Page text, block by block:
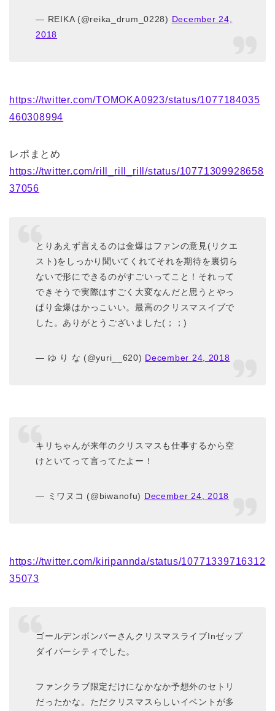
— REIKA (@reika_drum_0228) December 24,
2018
https://twitter.com/TOMOKA0923/status/1077184035
460308994
レポまとめ
https://twitter.com/rill_rill_rill/status/10771309928658
37056
とりあえず言えるのは金爆はファンの意見(リクエ
スト)をしっかり聞いてくれてそれを期待を裏切ら
ないで形にできるのがすごいってこと！それって
できそうで実際はすごく大変なんだと思うとやっ
ぱり金爆はかっこいい。最高のクリスマスイブで
した。ありがとうございました(；；)
— ゆ り な (@yuri__620) December 24, 2018
キリちゃんが来年のクリスマスも仕事するから空
けといてって言ってたよー！
— ミワヌコ (@biwanofu) December 24, 2018
https://twitter.com/kiripannda/status/10771339716312
35073
ゴールデンボンバーさんクリスマスライブInゼップ
ダイバーシティでした。
ファンクラブ限定だけになかなか予想外のセトリ
だったかな。ただクリスマスらしいイベントが多